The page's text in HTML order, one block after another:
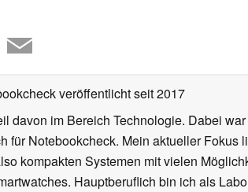
veröffentlichtseit 2017
davon im Bereich Technologie. Dabei
für Notebookcheck. Mein aktueller Fokus
kompakten Systemen mit vielen
Hauptberuflich bin ich als